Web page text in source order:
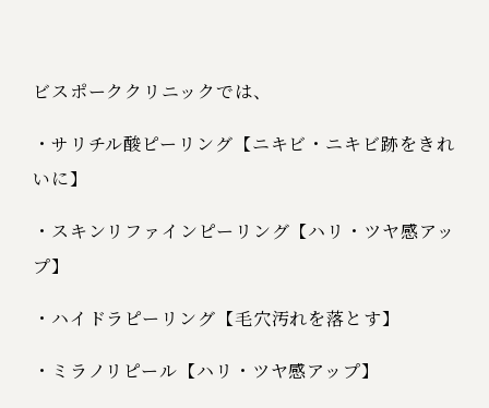
ビスポーククリニックでは、
・サリチル酸ピーリング【ニキビ・ニキビ跡をきれ
いに】
・スキンリファインピーリング【ハリ・ツヤ感アッ
プ】
・ハイドラピーリング【毛穴汚れを落とす】
・ミラノリピール【ハリ・ツヤ感アップ】